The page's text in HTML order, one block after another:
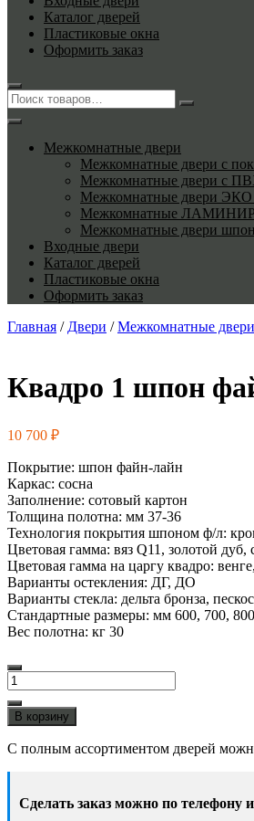
Каталог дверей
Пластиковые окна
Оформить заказ
Межкомнатные двери
Межкомнатные двери с
Межкомнатные двери с
Межкомнатные двери ЭКО
Межкомнатные
Межкомнатные двери
Входные двери
Каталог дверей
Пластиковые окна
Оформить заказ
Главная / Двери /Межкомнатные двери
Квадро 1 шпон
10 700 ₽
Покрытие: шпон файн-лайн
Каркас: сосна
Заполнение: сотовый картон
Толщина полотна: мм 37-36
Технология покрытия шпоном ф/л:
Цветовая гамма: вяз Q11, золотой
Цветовая гамма на царгу квадро:
Варианты остекления: ДГ, ДО
Варианты стекла: дельта бронза,
Стандартные размеры: мм 600, 700,
Вес полотна: кг 30
Количество
товара
Квадро
1
шпон
лайн
В корзину
С полным ассортиментом дверей
Сделать заказ можно по телефону